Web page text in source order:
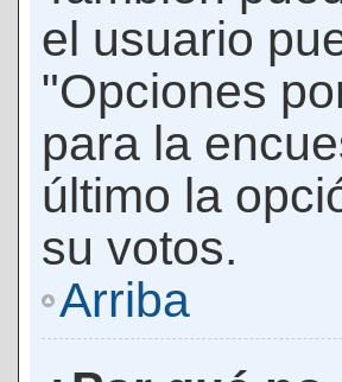
el usuario
"Opciones
para la
último la
su votos.
Arriba